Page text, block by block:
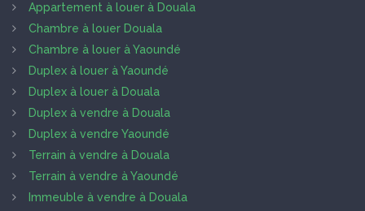
Appartement à louer à Douala
Chambre à louer Douala
Chambre à louer à Yaoundé
Duplex à louer à Yaoundé
Duplex à louer à Douala
Duplex à vendre à Douala
Duplex à vendre Yaoundé
Terrain à vendre à Douala
Terrain à vendre à Yaoundé
Immeuble à vendre à Douala